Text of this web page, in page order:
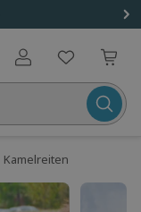
Benutzerkonto
Kamelreiten